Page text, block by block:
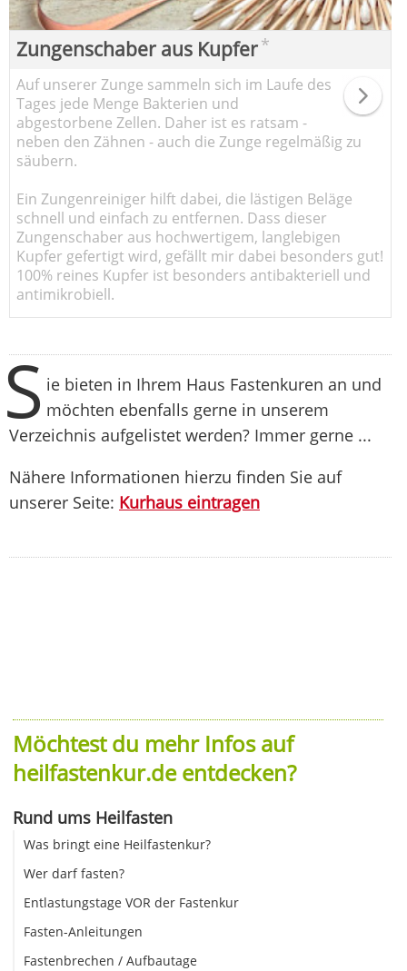
Zungenschaber aus Kupfer*
Auf unserer Zunge sammeln sich im Laufe des
Tages jede Menge Bakterien und
abgestorbene Zellen. Daher ist es ratsam -
neben den Zähnen - auch die Zunge regelmäßig zu
säubern.
Ein Zungenreiniger hilft dabei, die lästigen Beläge
schnell und einfach zu entfernen. Dass dieser
Zungenschaber aus hochwertigem, langlebigen
Kupfer gefertigt wird, gefällt mir dabei besonders gut!
100% reines Kupfer ist besonders antibakteriell und
antimikrobiell.
S ie bieten in Ihrem Haus Fastenkuren an und
möchten ebenfalls gerne in unserem
Verzeichnis aufgelistet werden? Immer gerne ...
Nähere Informationen hierzu finden Sie auf
unserer Seite: Kurhaus eintragen
Möchtest du mehr Infos auf
heilfastenkur.de entdecken?
Rund ums Heilfasten
Was bringt eine Heilfastenkur?
Wer darf fasten?
Entlastungstage VOR der Fastenkur
Fasten-Anleitungen
Fastenbrechen / Aufbautage